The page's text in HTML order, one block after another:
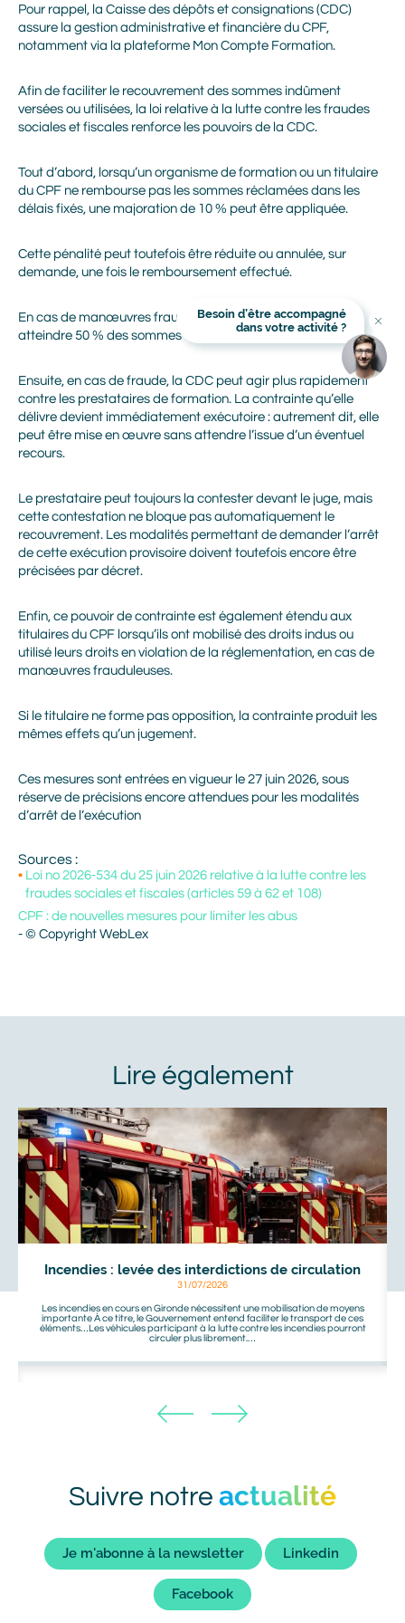
Pour rappel, la Caisse des dépôts et consignations (CDC)
assure la gestion administrative et financière du CPF,
notamment via la plateforme Mon Compte Formation.
Afin de faciliter le recouvrement des sommes indûment
versées ou utilisées, la loi relative à la lutte contre les fraudes
sociales et fiscales renforce les pouvoirs de la CDC.
Tout d’abord, lorsqu’un organisme de formation ou un titulaire
du CPF ne rembourse pas les sommes réclamées dans les
délais fixés, une majoration de 10 % peut être appliquée.
Cette pénalité peut toutefois être réduite ou annulée, sur
demande, une fois le remboursement effectué.
En cas de manœuvres frauduleuses, la majoration peut
atteindre 50 % des sommes concernées.
Ensuite, en cas de fraude, la CDC peut agir plus rapidement
contre les prestataires de formation. La contrainte qu’elle
délivre devient immédiatement exécutoire : autrement dit, elle
peut être mise en œuvre sans attendre l’issue d’un éventuel
recours.
Le prestataire peut toujours la contester devant le juge, mais
cette contestation ne bloque pas automatiquement le
recouvrement. Les modalités permettant de demander l’arrêt
de cette exécution provisoire doivent toutefois encore être
précisées par décret.
Enfin, ce pouvoir de contrainte est également étendu aux
titulaires du CPF lorsqu’ils ont mobilisé des droits indus ou
utilisé leurs droits en violation de la réglementation, en cas de
manœuvres frauduleuses.
Si le titulaire ne forme pas opposition, la contrainte produit les
mêmes effets qu’un jugement.
Ces mesures sont entrées en vigueur le 27 juin 2026, sous
réserve de précisions encore attendues pour les modalités
d’arrêt de l’exécution
Sources :
Loi no 2026-534 du 25 juin 2026 relative à la lutte contre les
fraudes sociales et fiscales (articles 59 à 62 et 108)
CPF : de nouvelles mesures pour limiter les abus
- © Copyright WebLex
voir
aussi
Incendies : levée des interdictions de circulation
31/07/2026
Les incendies en cours en Gironde nécessitent une mobilisation de moyens
importante À ce titre, le Gouvernement entend faciliter le transport de ces
éléments…Les véhicules participant à la lutte contre les incendies pourront
circuler plus librement.…
Titre
Suivre notre actualité
Liens
bot
Je m'abonne à la newsletter Linkedin
Facebook
Image
Image
Titre
Besoin d’être accompagné
dans votre activité ?
Prénom
Nom
Adresse mail
En cliquant sur Valider, vous avez lu et accepté la Politique
de protection des données personnelles Alliance Mozaik. Je
peuvent me correspondre. Je sais que je peux demander à
Alliance Mozaik de cesser toute communication avec moi à
tout moment. J'accepte de recevoir des messages
personnalisés de marketing via le courrier électronique de la
part de Alliance Mozaik.